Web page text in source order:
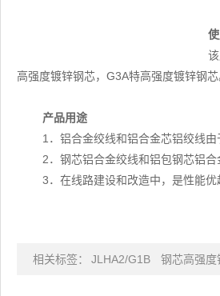
高强度镀锌钢芯，G3A特高强度镀锌钢芯
产品用途
1．铝合金绞线和铝合金芯铝绞线
2．钢芯铝合金绞线和铝包钢芯铝
3．在线路建设和改造中，是性能优
相关标签： JLHA2/G1B 钢芯高强度